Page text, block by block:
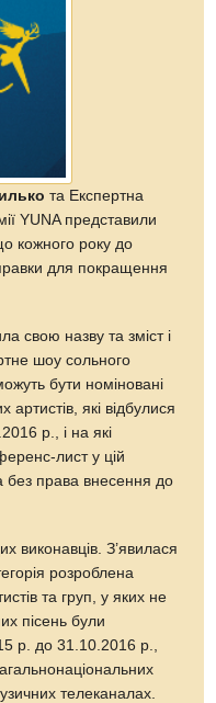
та Експертна
YUNA представили
кожного року до
для покращення
свою назву та зміст і
шоу сольного
бути номіновані
артистів, які відбулися
р., і на які
лист у цій
без права внесення до
виконавців. З’явилася
розроблена
та груп, у яких не
пісень були
р. до 31.10.2016 р.,
телеканалах.